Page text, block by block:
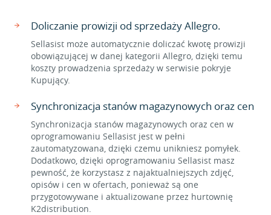
Doliczanie prowizji od sprzedaży Allegro.
Sellasist może automatycznie doliczać kwotę prowizji
obowiązującej w danej kategorii Allegro, dzięki temu
koszty prowadzenia sprzedaży w serwisie pokryje
Kupujący.
Synchronizacja stanów magazynowych oraz cen
Synchronizacja stanów magazynowych oraz cen w
oprogramowaniu Sellasist jest w pełni
zautomatyzowana, dzięki czemu unikniesz pomyłek.
Dodatkowo, dzięki oprogramowaniu Sellasist masz
pewność, że korzystasz z najaktualniejszych zdjęć,
opisów i cen w ofertach, ponieważ są one
przygotowywane i aktualizowane przez hurtownię
K2distribution.